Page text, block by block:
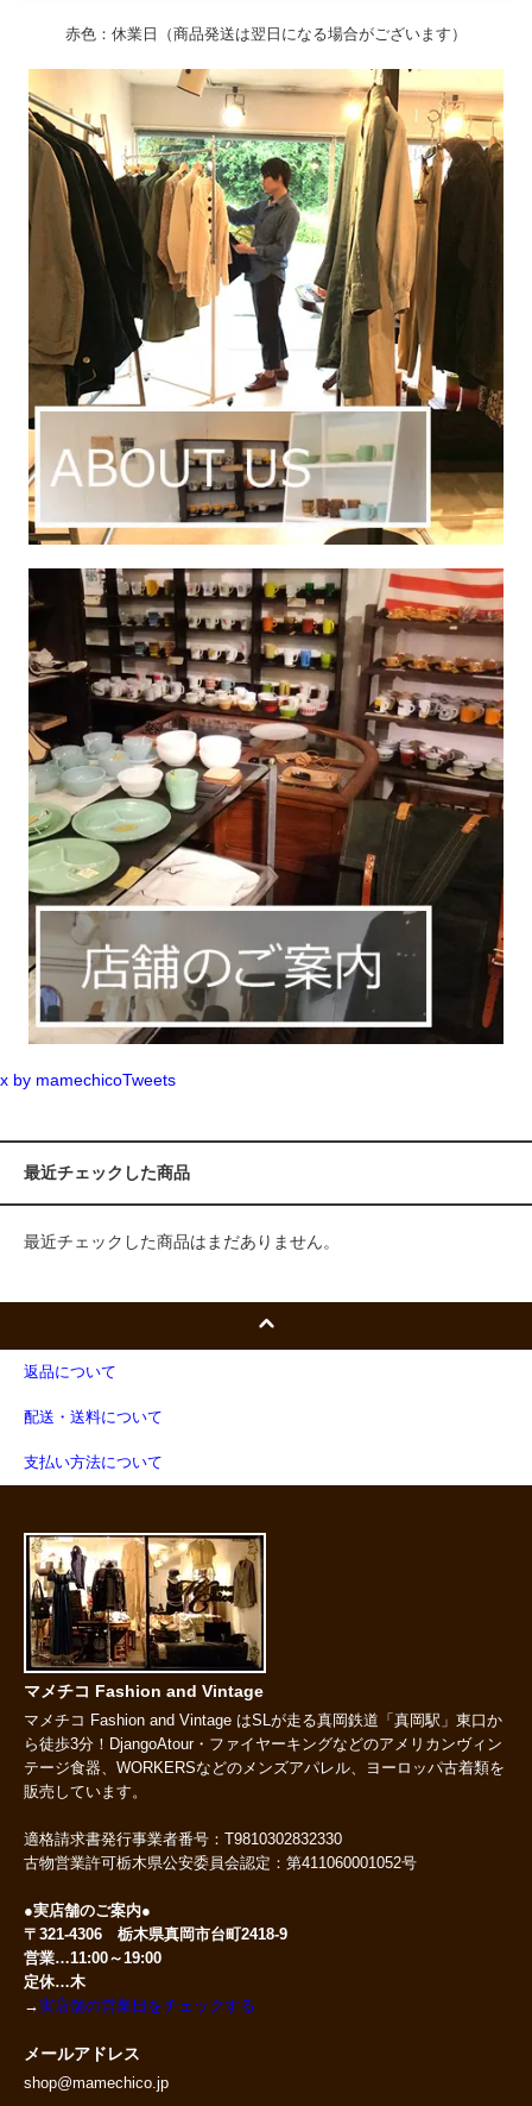
赤色：休業日（商品発送は翌日になる場合がございます）
x by mamechicoTweets
最近チェックした商品
最近チェックした商品はまだありません。
返品について
配送・送料について
支払い方法について
マメチコ Fashion and Vintage
マメチコ Fashion and Vintage はSLが走る真岡鉄道「真岡駅」東口か
ら徒歩3分！DjangoAtour・ファイヤーキングなどのアメリカンヴィン
テージ食器、WORKERSなどのメンズアパレル、ヨーロッパ古着類を
販売しています。
適格請求書発行事業者番号：T9810302832330
古物営業許可栃木県公安委員会認定：第411060001052号
●実店舗のご案内●
〒321-4306 栃木県真岡市台町2418-9
営業…11:00～19:00
定休…木
→実店舗の営業日をチェックする
メールアドレス
shop@mamechico.jp